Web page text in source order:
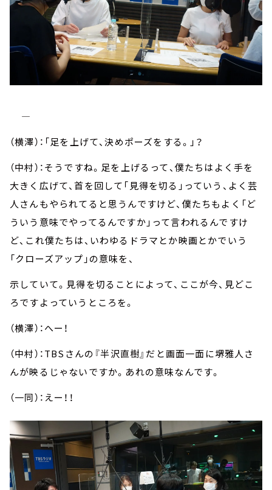
―――――――――――――――――――――――――――――――――――――――――――――――――
（横澤）：「足を上げて、決めポーズをする。」？
（中村）：そうですね。足を上げるって、僕たちはよく手を
大きく広げて、首を回して「見得を切る」っていう、よく芸
人さんもやられてると思うんですけど、僕たちもよく「ど
ういう意味でやってるんですか」って言われるんですけ
ど、これ僕たちは、いわゆるドラマとか映画とかでいう
「クローズアップ」の意味を、
示していて。見得を切ることによって、ここが今、見どこ
ろですよっていうところを。
（横澤）：へー！
（中村）：TBS さんの『半沢直樹』だと画面一面に堺雅人さ
んが映るじゃないですか。あれの意味なんです。
（一同）：えー！！